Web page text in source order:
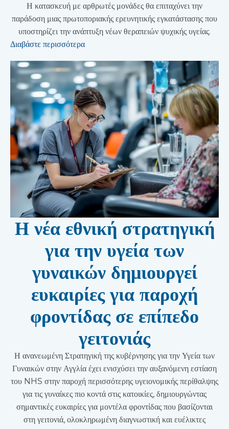
Η κατασκευή με αρθρωτές μονάδες θα επιταχύνει την
παράδοση μιας πρωτοποριακής ερευνητικής εγκατάστασης που
υποστηρίζει την ανάπτυξη νέων θεραπειών ψυχικής υγείας.
Διαβάστε περισσότερα
Η νέα εθνική στρατηγική
για την υγεία των
γυναικών δημιουργεί
ευκαιρίες για παροχή
φροντίδας σε επίπεδο
γειτονιάς
Η ανανεωμένη Στρατηγική της κυβέρνησης για την Υγεία των
Γυναικών στην Αγγλία έχει ενισχύσει την αυξανόμενη εστίαση
του NHS στην παροχή περισσότερης υγειονομικής περίθαλψης
για τις γυναίκες πιο κοντά στις κατοικίες, δημιουργώντας
σημαντικές ευκαιρίες για μοντέλα φροντίδας που βασίζονται
στη γειτονιά, ολοκληρωμένη διαγνωστική και ευέλικτες